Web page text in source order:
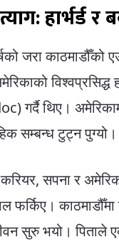
हार्भर्ड
जरा काठमाडौँको
गर्दै थिए।
सम्बन्ध टुट्न
सपना र
फर्किए।
सुरु भयो। पिताले